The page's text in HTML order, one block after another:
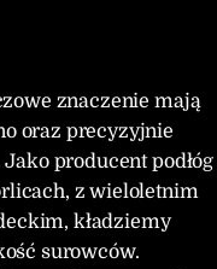
znaczenie mają
oraz precyzyjnie
producent podłóg
z wieloletnim
kładziemy
surowców.